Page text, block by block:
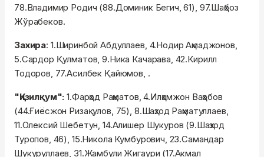
78.Владимир Родич (88.Доминик Бегич, 61), 97.Шaҳбоз
Жўрабеков.
Захира: 1.Ширинбой Абдуллаев, 4.Нодир Аҳмаджонов,
5.Сардор Қулматов, 9.Ника Качарава, 42.Кирилл
Тодоров, 77.Асилбек Қайюмов, .
"Қизилқум":1.Фарҳод Раҳматов, 4.Илҳомжон Ваҳобов
(44.Ғиёсжон Ризақулов, 75), 8.Шаҳзод Раҳматуллаев,
11.Олексий Шебетун, 14.Алишер Шукуров (9.Шаҳзод
Туропов, 46), 15.Никола Кумбурович, 23.Самандар
Шукуруллаев, 31.Жамбули Жигаури (17.Акмал